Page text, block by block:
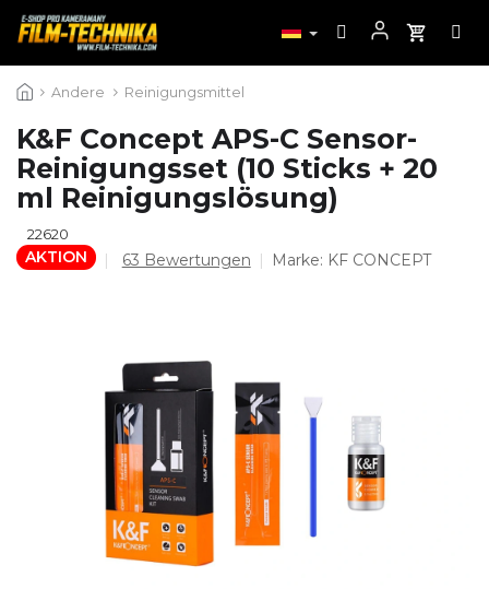
Inhalt Andere Reinigungsmittel
K&F Concept APS-C Sensor-
Reinigungsset (10 Sticks + 20
ml Reinigungslösung)
22620
AKTION
Die
von
5
Sternen.
63 Bewertungen Marke: KF CONCEPT